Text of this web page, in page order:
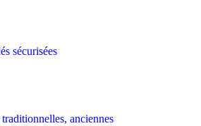
sécurisées
anciennes